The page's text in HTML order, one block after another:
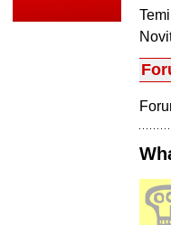
Temi